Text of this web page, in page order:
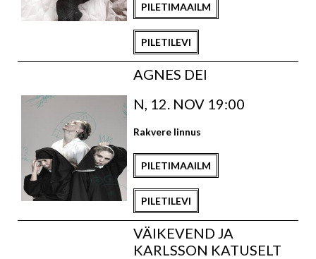
PILETIMAAILM
PILETILEVI
AGNES DEI
N, 12. NOV 19:00
Rakvere linnus
PILETIMAAILM
PILETILEVI
VÄIKEVEND JA
KARLSSON KATUSELT